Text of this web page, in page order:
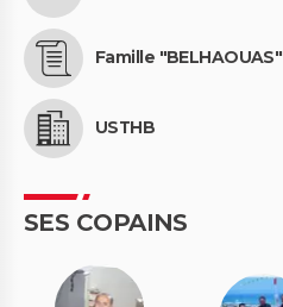
Famille "BELHAOUAS"
USTHB
SES COPAINS